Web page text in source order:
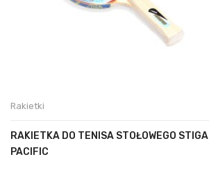
Rakietki
RAKIETKA DO TENISA STOŁOWEGO STIGA
PACIFIC